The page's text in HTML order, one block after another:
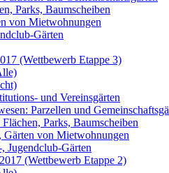
Parks, Baumscheiben
von Mietwohnungen
Gärten
(Wettbewerb Etappe 3)
und Vereinsgärten
Parzellen und
Parks, Baumscheiben
Gärten von Mietwohnungen
Jugendclub-Gärten
(Wettbewerb Etappe 2)